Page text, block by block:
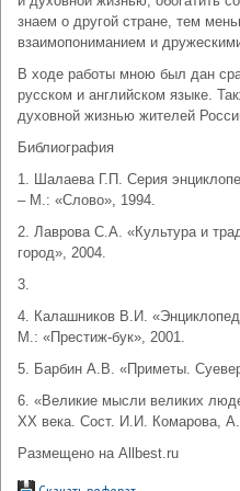
знаем о другой стране, тем
взаимопониманием и
В ходе работы мною был дан
русском и английском языке.
духовной жизнью жителей
Библиография
1. Шалаева Г.П. Серия
– М.: «Слово», 1994.
2. Лаврова С.А. «Культура и
город», 2004.
3.
4. Калашников В.И.
М.: «Престиж-бук», 2001.
5. Барбин А.В. «Приметы.
6. «Великие мысли великих
XX века. Сост. И.И. Комарова,
Размещено на Allbest.ru